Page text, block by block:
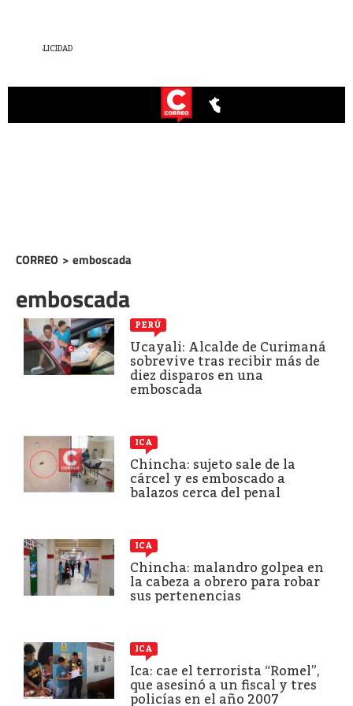
CORREO > emboscada
emboscada
PERÚ
Ucayali: Alcalde de Curimaná
sobrevive tras recibir más de
diez disparos en una
emboscada
ICA
Chincha: sujeto sale de la
cárcel y es emboscado a
balazos cerca del penal
ICA
Chincha: malandro golpea en
la cabeza a obrero para robar
sus pertenencias
ICA
Ica: cae el terrorista “Romel”,
que asesinó a un fiscal y tres
policías en el año 2007